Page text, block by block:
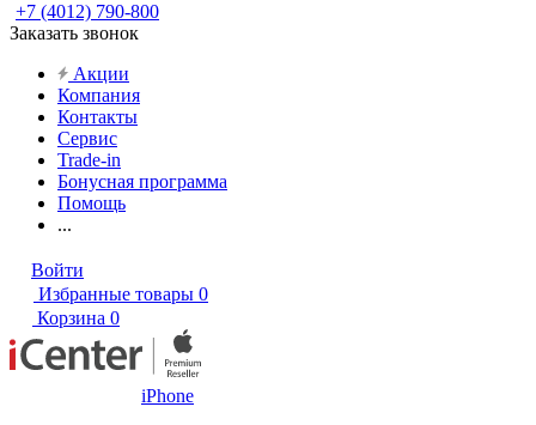
+7 (4012) 790-800
Заказать звонок
Акции
Компания
Контакты
Сервис
Trade-in
Бонусная программа
Помощь
...
Войти
Избранные товары 0
Корзина 0
iPhone